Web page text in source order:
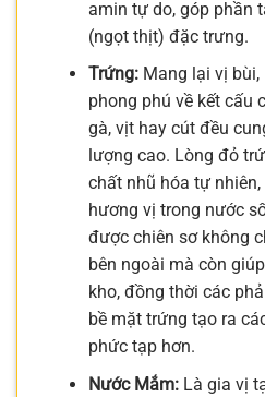
amin tự do, góp phần
(ngọt thịt) đặc trưng.
Trứng:Mang lại vị bùi,
phong phú về kết cấu
gà, vịt hay cút đều
lượng cao. Lòng đỏ
chất nhũ hóa tự
hương vị trong nước
được chiên sơ không
bên ngoài mà còn
kho, đồng thời các
bề mặt trứng tạo ra
phức tạp hơn.
Nước Mắm:Là gia vị